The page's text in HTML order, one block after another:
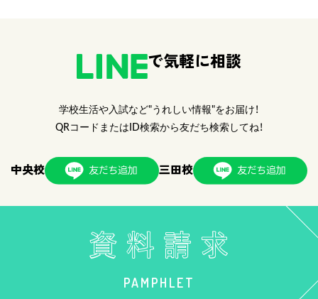
で気軽に相談
学校生活や入試など"うれしい情報"をお届け！
QRコードまたはID検索から友だち検索してね！
中央校 三田校
PAMPHLET